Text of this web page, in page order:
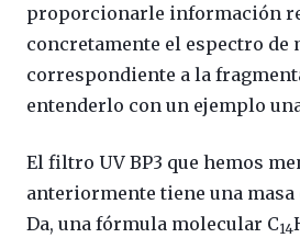
proporcionarle información
concretamente el espectro de
correspondiente a la
entenderlo con un ejemplo
El filtro UV BP3 que hemos
anteriormente tiene una masa
Da, una fórmula molecular C14